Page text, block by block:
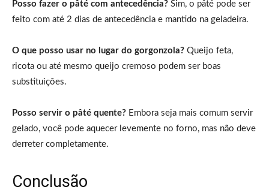
Posso fazer o pâté com antecedência? Sim, o pâté pode ser
feito com até 2 dias de antecedência e mantido na geladeira.
O que posso usar no lugar do gorgonzola? Queijo feta,
ricota ou até mesmo queijo cremoso podem ser boas
substituições.
Posso servir o pâté quente? Embora seja mais comum servir
gelado, você pode aquecer levemente no forno, mas não deve
derreter completamente.
Conclusão